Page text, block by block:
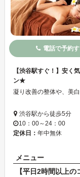
電話で予約
【渋谷駅すぐ！】安く
ン★
渋谷駅から徒歩5分
10：00～24：00
定休日： 年中無休
メニュー